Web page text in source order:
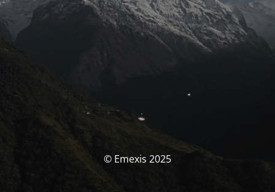
© Emexis 2025